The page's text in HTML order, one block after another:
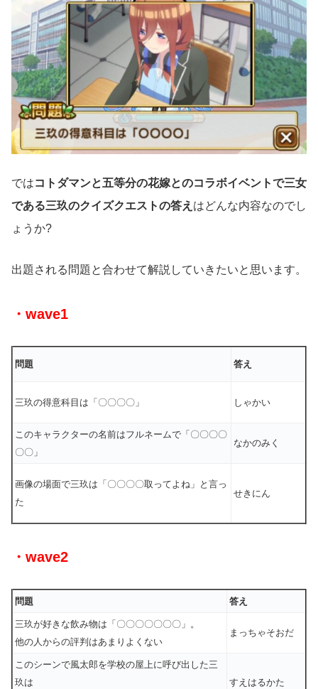
ではコトダマンと五等分の花嫁とのコラボイベントで三女
である三玖のクイズクエストの答え はどんな内容なのでし
ょうか?
出題される問題と合わせて解説していきたいと思います。
・wave1
問題 答え
三玖の得意科目は「〇〇〇〇」 しゃかい
このキャラクターの名前はフルネームで「〇〇〇〇
〇〇」
なかのみく
画像の場面で三玖は「〇〇〇〇取ってよね」と言っ
た
せきにん
・wave2
問題 答え
三玖が好きな飲み物は「〇〇〇〇〇〇〇」。
他の人からの評判はあまりよくない
まっちゃそおだ
このシーンで風太郎を学校の屋上に呼び出した三
玖は
すえはるかた